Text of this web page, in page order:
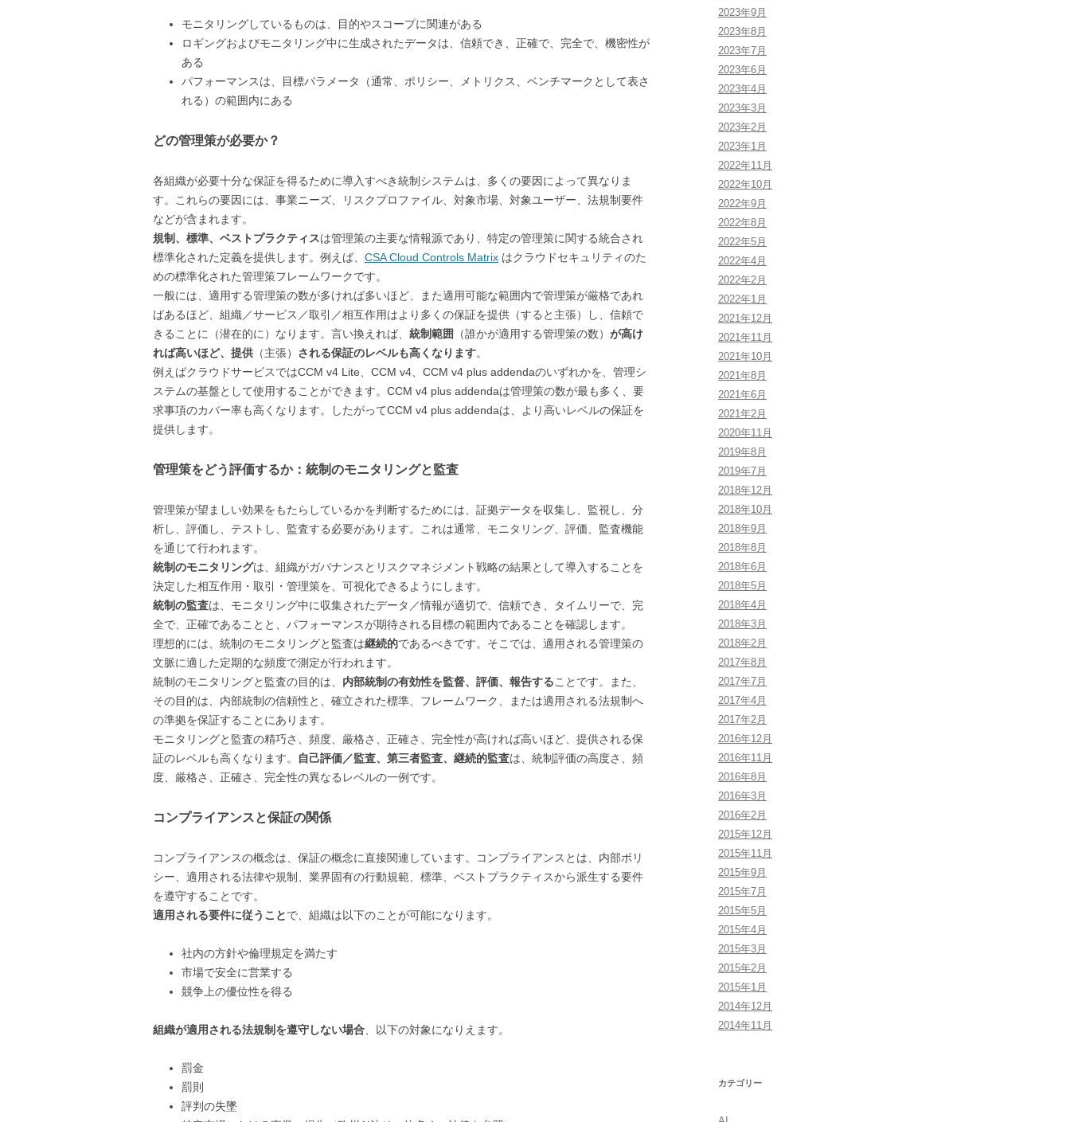
モニタリングしているものは、目的やスコープに関連がある
ロギングおよびモニタリング中に生成されたデータは、信頼でき、正確で、完全で、機密性が
ある
パフォーマンスは、目標パラメータ（通常、ポリシー、メトリクス、ベンチマークとして表さ
れる）の範囲内にある
どの管理策が必要か？
各組織が必要十分な保証を得るために導入すべき統制システムは、多くの要因によって異なりま
す。これらの要因には、事業ニーズ、リスクプロファイル、対象市場、対象ユーザー、法規制要件
などが含まれます。
規制、標準、ベストプラクティスは管理策の主要な情報源であり、特定の管理策に関する統合され
標準化された定義を提供します。例えば、 CSA Cloud Controls Matrix はクラウドセキュリティのた
めの標準化された管理策フレームワークです。
一般には、適用する管理策の数が多ければ多いほど、また適用可能な範囲内で管理策が厳格であれ
ばあるほど、組織／サービス／取引／相互作用はより多くの保証を提供（すると主張）し、信頼で
きることに（潜在的に）なります。言い換えれば、 統制範囲 （誰かが適用する管理策の数） が高け
れば高いほど、提供 （主張） される保証のレベルも高くなります。
例えばクラウドサービスではCCM v4 Lite、CCM v4、CCM v4 plus addendaのいずれかを、管理シ
ステムの基盤として使用することができます。CCM v4 plus addendaは管理策の数が最も多く、要
求事項のカバー率も高くなります。したがってCCM v4 plus addendaは、より高いレベルの保証を
提供します。
管理策をどう評価するか：統制のモニタリングと監査
管理策が望ましい効果をもたらしているかを判断するためには、証拠データを収集し、監視し、分
析し、評価し、テストし、監査する必要があります。これは通常、モニタリング、評価、監査機能
を通じて行われます。
統制のモニタリングは、組織がガバナンスとリスクマネジメント戦略の結果として導入することを
決定した相互作用・取引・管理策を、可視化できるようにします。
統制の監査は、モニタリング中に収集されたデータ／情報が適切で、信頼でき、タイムリーで、完
全で、正確であることと、パフォーマンスが期待される目標の範囲内であることを確認します。
理想的には、統制のモニタリングと監査は継続的であるべきです。そこでは、適用される管理策の
文脈に適した定期的な頻度で測定が行われます。
統制のモニタリングと監査の目的は、 内部統制の有効性を監督、評価、報告することです。また、
その目的は、内部統制の信頼性と、確立された標準、フレームワーク、または適用される法規制へ
の準拠を保証することにあります。
モニタリングと監査の精巧さ、頻度、厳格さ、正確さ、完全性が高ければ高いほど、提供される保
証のレベルも高くなります。
自己評価／監査、第三者監査、継続的監査は、統制評価の高度さ、頻
度、厳格さ、正確さ、完全性の異なるレベルの一例です。
コンプライアンスと保証の関係
コンプライアンスの概念は、保証の概念に直接関連しています。コンプライアンスとは、内部ポリ
シー、適用される法律や規制、業界固有の行動規範、標準、ベストプラクティスから派生する要件
を遵守することです。
適用される要件に従うことで、組織は以下のことが可能になります。
社内の方針や倫理規定を満たす
市場で安全に営業する
競争上の優位性を得る
組織が適用される法規制を遵守しない場合 、以下の対象になりえます。
罰金
罰則
評判の失墜
2023年9月
2023年8月
2023年7月
2023年6月
2023年4月
2023年3月
2023年2月
2023年1月
2022年11月
2022年10月
2022年9月
2022年8月
2022年5月
2022年4月
2022年2月
2022年1月
2021年12月
2021年11月
2021年10月
2021年8月
2021年6月
2021年2月
2020年11月
2019年8月
2019年7月
2018年12月
2018年10月
2018年9月
2018年8月
2018年6月
2018年5月
2018年4月
2018年3月
2018年2月
2017年8月
2017年7月
2017年4月
2017年2月
2016年12月
2016年11月
2016年8月
2016年3月
2016年2月
2015年12月
2015年11月
2015年9月
2015年7月
2015年5月
2015年4月
2015年3月
2015年2月
2015年1月
2014年12月
2014年11月
カテゴリー